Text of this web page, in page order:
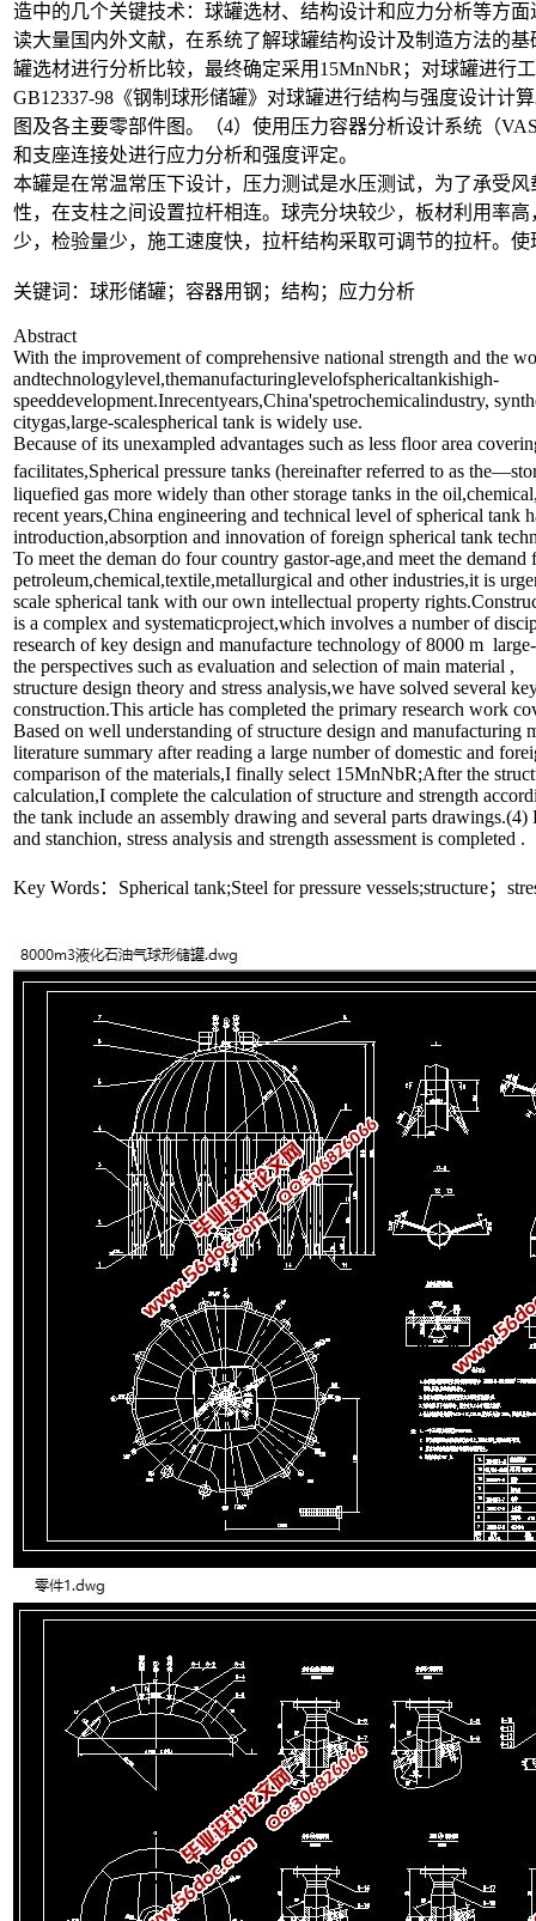
造中的几个关键技术：球罐选材、结构设计和应力分析等方
读大量国内外文献，在系统了解球罐结构设计及制造方法的
罐选材进行分析比较，最终确定采用15MnNbR；对球罐进行
GB12337-98《钢制球形储罐》对球罐进行结构与强度设计计
图及各主要零部件图。（4）使用压力容器分析设计系统（
和支座连接处进行应力分析和强度评定。
本罐是在常温常压下设计，压力测试是水压测试，为了承受
性，在支柱之间设置拉杆相连。球壳分块较少，板材利用率
少，检验量少，施工速度快，拉杆结构采取可调节的拉杆。
关键词：球形储罐；容器用钢；结构；应力分析
Abstract
With the improvement of comprehensive national strength and the
andtechnologylevel,themanufacturinglevelofsphericaltankishigh-
speeddevelopment.Inrecentyears,China'spetrochemicalindustry,
citygas,large-scalespherical tank is widely use.
Because of its unexampled advantages such as less floor area
facilitates,Spherical pressure tanks (hereinafter referred to as
liquefied gas more widely than other storage tanks in the
recent years,China engineering and technical level of spherical tank
introduction,absorption and innovation of foreign spherical tank
To meet the deman do four country gastor-age,and meet the demand
petroleum,chemical,textile,metallurgical and other industries,it is
scale spherical tank with our own intellectual property
is a complex and systematicproject,which involves a number of
research of key design and manufacture technology of 8000 m
the perspectives such as evaluation and selection of main material ,
structure design theory and stress analysis,we have solved several
construction.This article has completed the primary research work
Based on well understanding of structure design and manufacturing
literature summary after reading a large number of domestic and
comparison of the materials,I finally select 15MnNbR;After the
calculation,I complete the calculation of structure and strength
the tank include an assembly drawing and several parts
and stanchion, stress analysis and strength assessment is completed .
Key Words：Spherical tank;Steel for pressure vessels;structure；